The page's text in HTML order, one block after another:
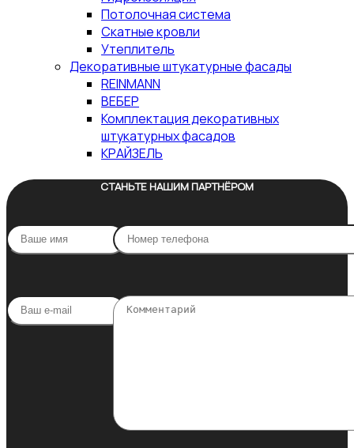
Потолочная система
Скатные кровли
Утеплитель
Декоративные штукатурные фасады
REINMANN
ВЕБЕР
Комплектация декоративных
штукатурных фасадов
КРАЙЗЕЛЬ
СТАНЬТЕ НАШИМ ПАРТНЁРОМ